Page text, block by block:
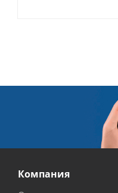
Компания